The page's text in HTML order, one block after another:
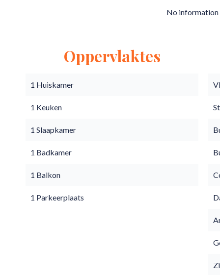
No information
Oppervlaktes
1 Huiskamer
1 Keuken
1 Slaapkamer
1 Badkamer
1 Balkon
1 Parkeerplaats